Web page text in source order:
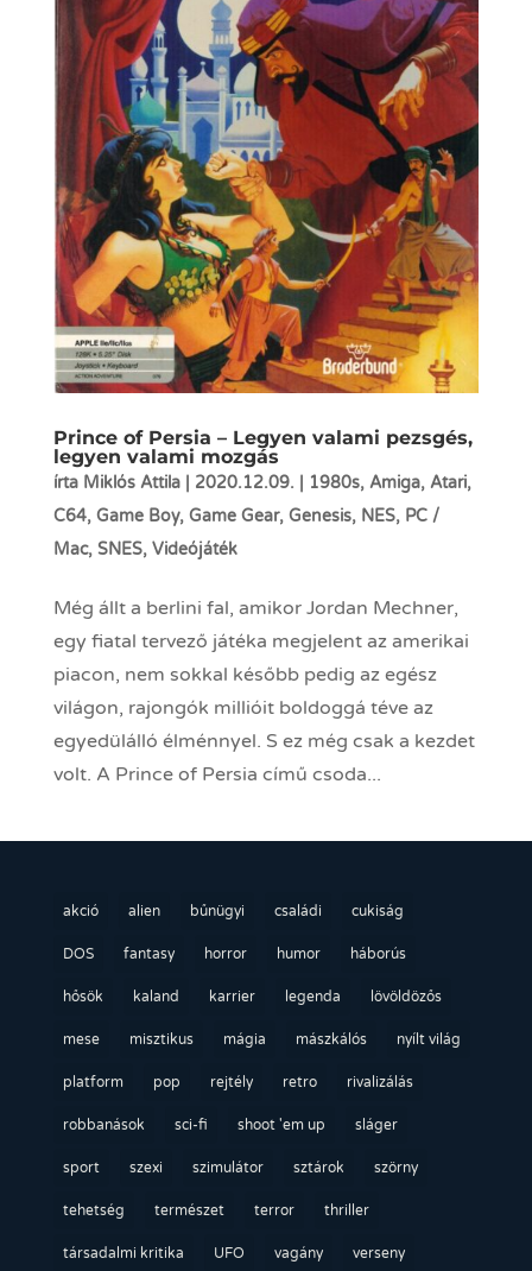
Prince of Persia – Legyen valami pezsgés,
legyen valami mozgás
írta Miklós Attila| 2020.12.09. 1980s, Amiga, Atari,
C64, Game Boy, Game Gear, Genesis, NES, PC /
Mac, SNES, Videójáték
Még állt a berlini fal, amikor Jordan Mechner,
egy fiatal tervező játéka megjelent az amerikai
piacon, nem sokkal később pedig az egész
világon, rajongók millióit boldoggá téve az
egyedülálló élménnyel. S ez még csak a kezdet
volt. A Prince of Persia című csoda...
akció alien bűnügyi családi cukiság
DOS fantasy horror humor háborús
hősök kaland karrier legenda lövöldözős
mese misztikus mágia mászkálós nyílt világ
platform pop rejtély retro rivalizálás
robbanások sci-fi shoot 'em up sláger
sport szexi szimulátor sztárok szörny
tehetség természet terror thriller
társadalmi kritika UFO vagány verseny